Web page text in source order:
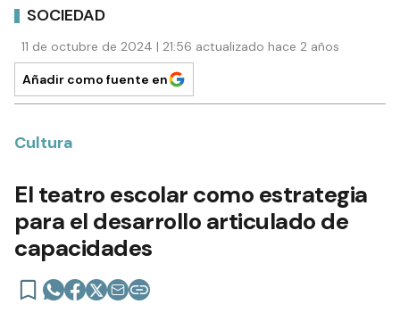
SOCIEDAD
11 de octubre de 2024 | 21:56 actualizado hace 2 años
Añadir como fuente en
Cultura
El teatro escolar como estrategia
para el desarrollo articulado de
capacidades